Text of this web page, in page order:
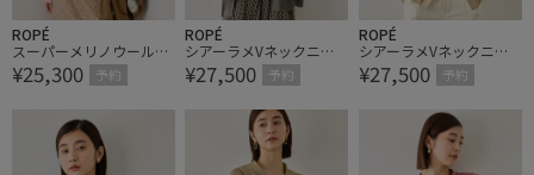
ROPÉ
スーパーメリノウール金
ボタンポロニットカーデ
ィガン/【一部J'aDoRe限
定カラー/サイス・一部
店舗限定サイズ】
¥25,300 予約
ROPÉ
シアーラメVネックニッ
トカーディガン/イージ
ーケア
¥27,500 予約
ROPÉ
シアーラメVネックニッ
トカーディガン/イージ
ーケア
¥27,500 予約